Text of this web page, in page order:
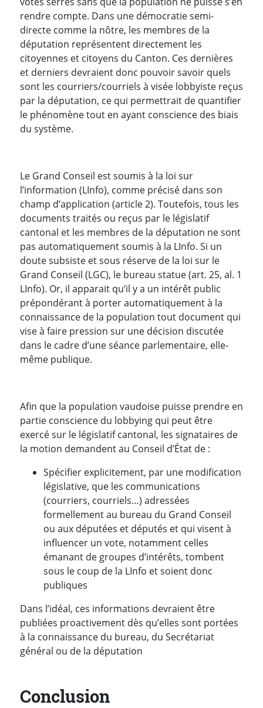
rendre compte. Dans une démocratie semi-
directe comme la nôtre, les membres de la
députation représentent directement les
citoyennes et citoyens du Canton. Ces dernières
et derniers devraient donc pouvoir savoir quels
sont les courriers/courriels à visée lobbyiste reçus
par la députation, ce qui permettrait de quantifier
le phénomène tout en ayant conscience des biais
du système.
Le Grand Conseil est soumis à la loi sur
l’information (LInfo), comme précisé dans son
champ d’application (article 2). Toutefois, tous les
documents traités ou reçus par le législatif
cantonal et les membres de la députation ne sont
pas automatiquement soumis à la LInfo. Si un
doute subsiste et sous réserve de la loi sur le
Grand Conseil (LGC), le bureau statue (art. 25, al. 1
LInfo). Or, il apparait qu’il y a un intérêt public
prépondérant à porter automatiquement à la
connaissance de la population tout document qui
vise à faire pression sur une décision discutée
dans le cadre d’une séance parlementaire, elle-
même publique.
Afin que la population vaudoise puisse prendre en
partie conscience du lobbying qui peut être
exercé sur le législatif cantonal, les signataires de
la motion demandent au Conseil d’État de :
Spécifier explicitement, par une modification
législative, que les communications
(courriers, courriels…) adressées
formellement au bureau du Grand Conseil
ou aux députées et députés et qui visent à
influencer un vote, notamment celles
émanant de groupes d’intérêts, tombent
sous le coup de la LInfo et soient donc
publiques
Dans l’idéal, ces informations devraient être
publiées proactivement dès qu’elles sont portées
à la connaissance du bureau, du Secrétariat
général ou de la députation
Conclusion